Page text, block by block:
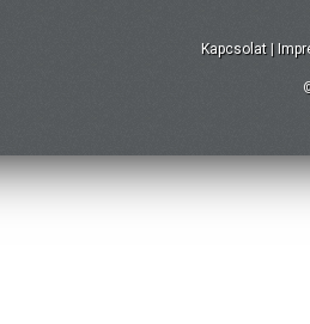
Kapcsolat |